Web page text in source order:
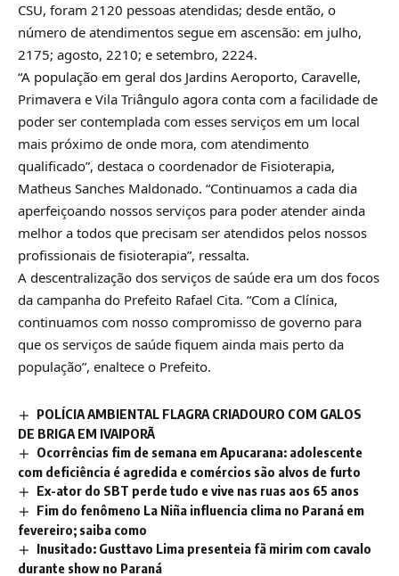
CSU, foram 2120 pessoas atendidas; desde então, o
número de atendimentos segue em ascensão: em julho,
2175; agosto, 2210; e setembro, 2224.
“A população em geral dos Jardins Aeroporto, Caravelle,
Primavera e Vila Triângulo agora conta com a facilidade de
poder ser contemplada com esses serviços em um local
mais próximo de onde mora, com atendimento
qualificado”, destaca o coordenador de Fisioterapia,
Matheus Sanches Maldonado. “Continuamos a cada dia
aperfeiçoando nossos serviços para poder atender ainda
melhor a todos que precisam ser atendidos pelos nossos
profissionais de fisioterapia”, ressalta.
A descentralização dos serviços de saúde era um dos focos
da campanha do Prefeito Rafael Cita. “Com a Clínica,
continuamos com nosso compromisso de governo para
que os serviços de saúde fiquem ainda mais perto da
população”, enaltece o Prefeito.
POLÍCIA AMBIENTAL FLAGRA CRIADOURO COM GALOS
DE BRIGA EM IVAIPORÃ
Ocorrências fim de semana em Apucarana: adolescente
com deficiência é agredida e comércios são alvos de furto
Ex-ator do SBT perde tudo e vive nas ruas aos 65 anos
Fim do fenômeno La Niña influencia clima no Paraná em
fevereiro; saiba como
Inusitado: Gusttavo Lima presenteia fã mirim com cavalo
durante show no Paraná